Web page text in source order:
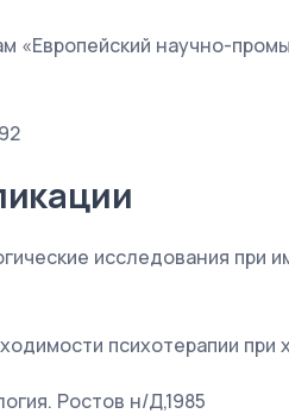
«Европейский научно-
исследования при
психотерапии при
Ростов н/Д,1985